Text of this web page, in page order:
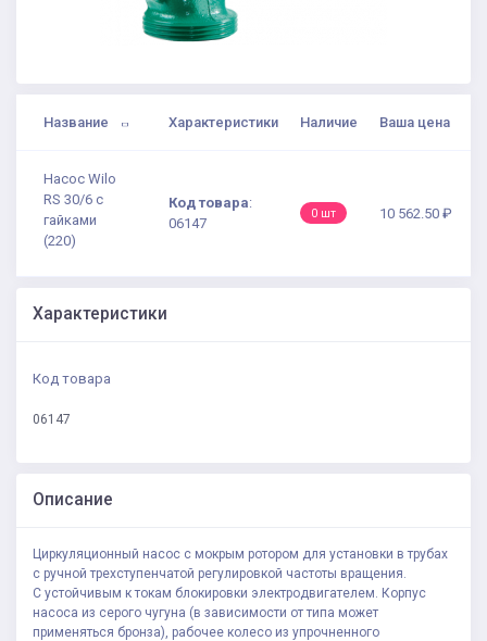
Название Характеристики Наличие Ваша цена
Насос Wilo
RS 30/6 с
гайками
(220)
Код товара:
06147
0 шт 10 562.50 ₽
Характеристики
Код товара
06147
Описание
Циркуляционный насос с мокрым ротором для установки в трубах
с ручной трехступенчатой регулировкой частоты вращения.
С устойчивым к токам блокировки электродвигателем. Корпус
насоса из серого чугуна (в зависимости от типа может
применяться бронза), рабочее колесо из упрочненного